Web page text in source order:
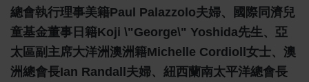
總會執行理事美籍Paul Palazzolo夫婦、國際同濟兒
童基金董事日籍Koji \"George\" Yoshida先生、亞
太區副主席大洋洲澳洲籍Michelle Cordioll女士、澳
洲總會長Ian Randall夫婦、紐西蘭南太平洋總會長